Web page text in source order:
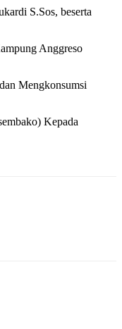
S.Sos, beserta
Anggreso
Mengkonsumsi
Kepada